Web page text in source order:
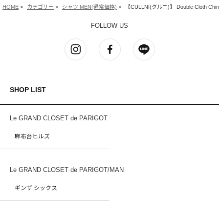
HOME カテゴリー シャツ MEN(通常価格) 【CULLNI(クルニ)】 Double Cloth
FOLLOW US
SHOP LIST
Le GRAND CLOSET de PARIGOT
麻布台ヒルズ
Le GRAND CLOSET de PARIGOT/MAN
ギンザ シックス